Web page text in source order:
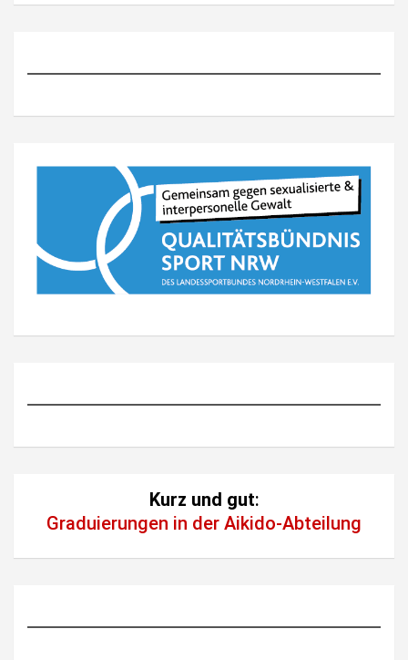
Kurz und gut:
Graduierungen in der Aikido-Abteilung